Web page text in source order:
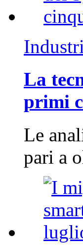
La
primi
Le
pari a